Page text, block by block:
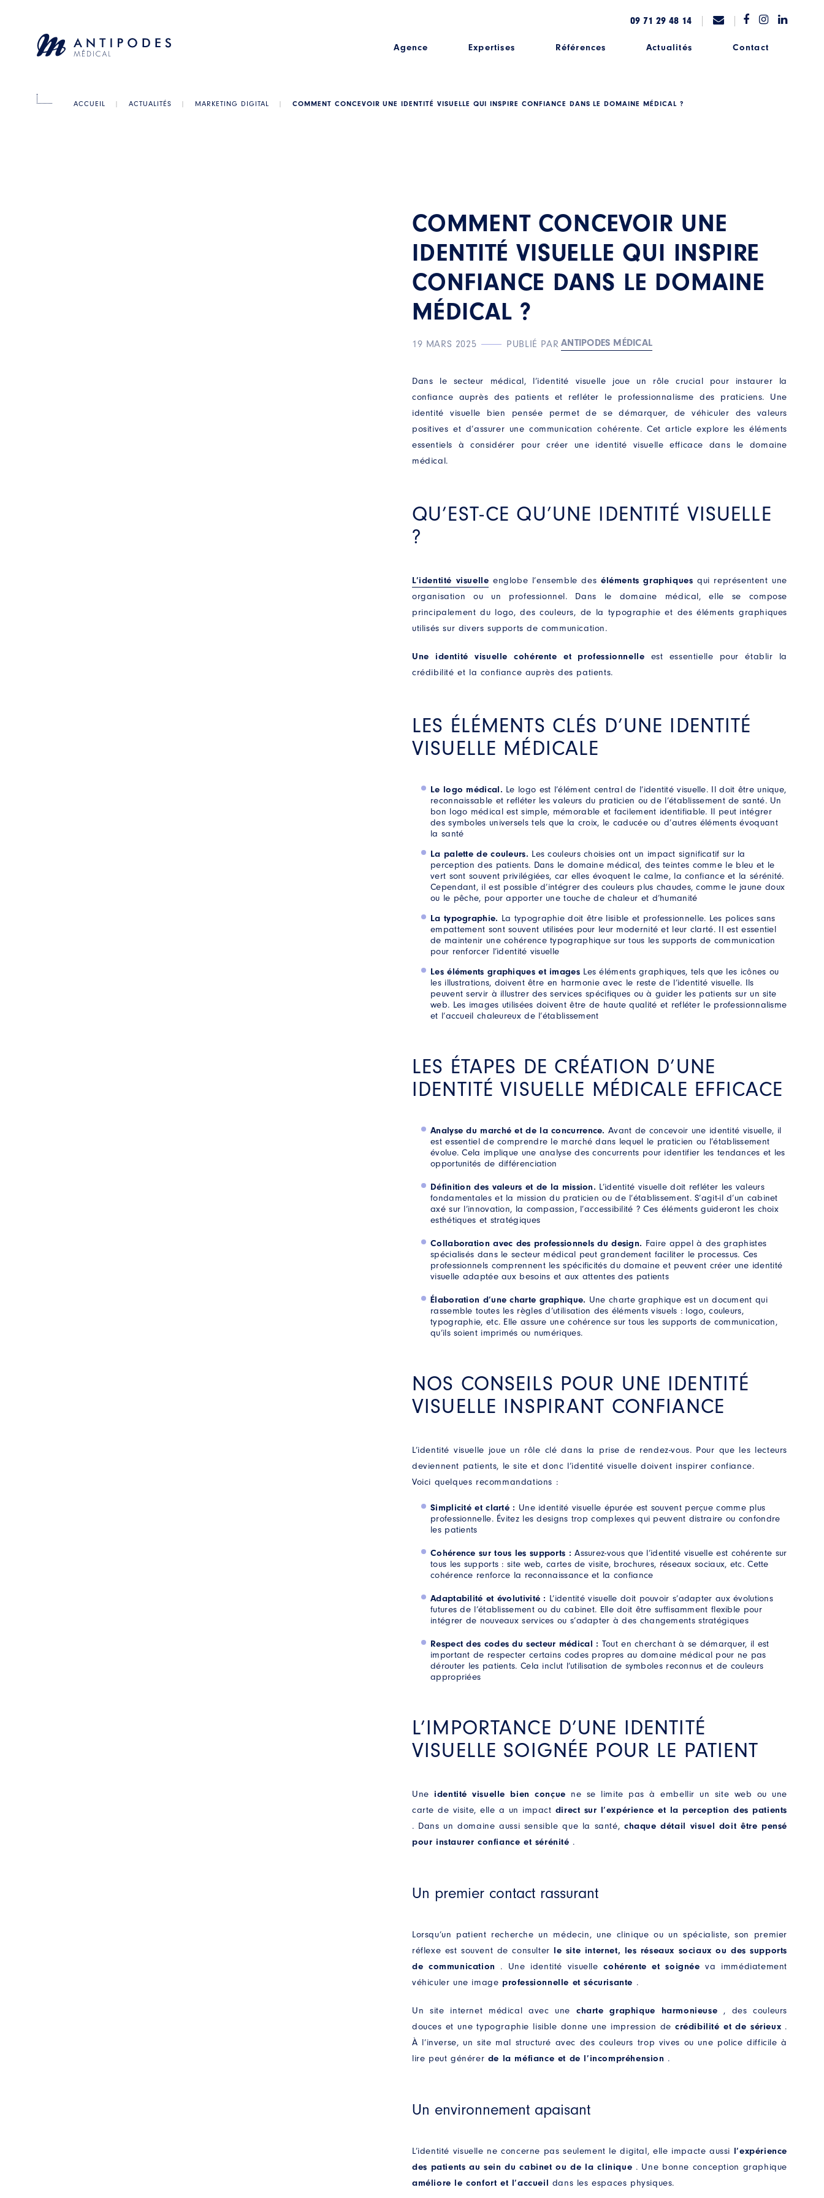
Agence Expertises Références Actualités Contact
09 71 29 48 14
ACCUEIL | ACTUALITÉS | MARKETING DIGITAL | COMMENT CONCEVOIR UNE IDENTITÉ VISUELLE QUI INSPIRE CONFIANCE DANS LE DOMAINE MÉDICAL ?
COMMENT CONCEVOIR UNE
IDENTITÉ VISUELLE QUI INSPIRE
CONFIANCE DANS LE DOMAINE
MÉDICAL ?
19 MARS 2025 PUBLIÉ PAR ANTIPODES MÉDICAL
Dans le secteur médical, l’identité visuelle joue un rôle crucial pour instaurer la
confiance auprès des patients et refléter le professionnalisme des praticiens. Une
identité visuelle bien pensée permet de se démarquer, de véhiculer des valeurs
positives et d’assurer une communication cohérente. Cet article explore les éléments
essentiels à considérer pour créer une identité visuelle efficace dans le domaine
médical.​
QU’EST-CE QU’UNE IDENTITÉ VISUELLE
?
L’identité visuelle englobe l’ensemble des éléments graphiques qui représentent une
organisation ou un professionnel. Dans le domaine médical, elle se compose
principalement du logo, des couleurs, de la typographie et des éléments graphiques
utilisés sur divers supports de communication.
Une identité visuelle cohérente et professionnelle est essentielle pour établir la
crédibilité et la confiance auprès des patients.
LES ÉLÉMENTS CLÉS D’UNE IDENTITÉ
VISUELLE MÉDICALE
Le logo médical. Le logo est l’élément central de l’identité visuelle. Il doit être unique,
reconnaissable et refléter les valeurs du praticien ou de l’établissement de santé. Un
bon logo médical est simple, mémorable et facilement identifiable. Il peut intégrer
des symboles universels tels que la croix, le caducée ou d’autres éléments évoquant
la santé
La palette de couleurs. Les couleurs choisies ont un impact significatif sur la
perception des patients. Dans le domaine médical, des teintes comme le bleu et le
vert sont souvent privilégiées, car elles évoquent le calme, la confiance et la sérénité.
Cependant, il est possible d’intégrer des couleurs plus chaudes, comme le jaune doux
ou le pêche, pour apporter une touche de chaleur et d’humanité
La typographie. La typographie doit être lisible et professionnelle. Les polices sans
empattement sont souvent utilisées pour leur modernité et leur clarté. Il est essentiel
de maintenir une cohérence typographique sur tous les supports de communication
pour renforcer l’identité visuelle
Les éléments graphiques et images Les éléments graphiques, tels que les icônes ou
les illustrations, doivent être en harmonie avec le reste de l’identité visuelle. Ils
peuvent servir à illustrer des services spécifiques ou à guider les patients sur un site
web. Les images utilisées doivent être de haute qualité et refléter le professionnalisme
et l’accueil chaleureux de l’établissement
LES ÉTAPES DE CRÉATION D’UNE
IDENTITÉ VISUELLE MÉDICALE EFFICACE
Analyse du marché et de la concurrence. Avant de concevoir une identité visuelle, il
est essentiel de comprendre le marché dans lequel le praticien ou l’établissement
évolue. Cela implique une analyse des concurrents pour identifier les tendances et les
opportunités de différenciation
Définition des valeurs et de la mission. L’identité visuelle doit refléter les valeurs
fondamentales et la mission du praticien ou de l’établissement. S’agit-il d’un cabinet
axé sur l’innovation, la compassion, l’accessibilité ? Ces éléments guideront les choix
esthétiques et stratégiques
Collaboration avec des professionnels du design. Faire appel à des graphistes
spécialisés dans le secteur médical peut grandement faciliter le processus. Ces
professionnels comprennent les spécificités du domaine et peuvent créer une identité
visuelle adaptée aux besoins et aux attentes des patients
Élaboration d’une charte graphique. Une charte graphique est un document qui
rassemble toutes les règles d’utilisation des éléments visuels : logo, couleurs,
typographie, etc. Elle assure une cohérence sur tous les supports de communication,
qu’ils soient imprimés ou numériques.
NOS CONSEILS POUR UNE IDENTITÉ
VISUELLE INSPIRANT CONFIANCE
L’identité visuelle joue un rôle clé dans la prise de rendez-vous. Pour que les lecteurs
deviennent patients, le site et donc l’identité visuelle doivent inspirer confiance.
Voici quelques recommandations :
Simplicité et clarté : Une identité visuelle épurée est souvent perçue comme plus
professionnelle. Évitez les designs trop complexes qui peuvent distraire ou confondre
les patients
Cohérence sur tous les supports :Assurez-vous que l’identité visuelle est cohérente sur
tous les supports : site web, cartes de visite, brochures, réseaux sociaux, etc. Cette
cohérence renforce la reconnaissance et la confiance
Adaptabilité et évolutivité : L’identité visuelle doit pouvoir s’adapter aux évolutions
futures de l’établissement ou du cabinet. Elle doit être suffisamment flexible pour
intégrer de nouveaux services ou s’adapter à des changements stratégiques
Respect des codes du secteur médical : Tout en cherchant à se démarquer, il est
important de respecter certains codes propres au domaine médical pour ne pas
dérouter les patients. Cela inclut l’utilisation de symboles reconnus et de couleurs
appropriées
L’IMPORTANCE D’UNE IDENTITÉ
VISUELLE SOIGNÉE POUR LE PATIENT
Une identité visuelle bien conçue ne se limite pas à embellir un site web ou une
carte de visite, elle a un impact direct sur l’expérience et la perception des patients
. Dans un domaine aussi sensible que la santé, chaque détail visuel doit être pensé
pour instaurer confiance et sérénité .
Un premier contact rassurant
Lorsqu’un patient recherche un médecin, une clinique ou un spécialiste, son premier
réflexe est souvent de consulter le site internet, les réseaux sociaux ou des supports
de communication
. Une identité visuellecohérente et soignée va immédiatement
véhiculer une image professionnelle et sécurisante .
Un site internet médical avec une charte graphique harmonieuse , des couleurs
douces et une typographie lisible donne une impression decrédibilité et de sérieux .
À l’inverse, un site mal structuré avec des couleurs trop vives ou une police difficile à
lire peut générer de la méfiance et de l’incompréhension .
Un environnement apaisant
L’identité visuelle ne concerne pas seulement le digital, elle impacte aussi l’expérience
des patients au sein du cabinet ou de la clinique . Une bonne conception graphique
améliore le confort et l’accueil dans les espaces physiques.
PRÉNOM *
MOBILE *
J’accepte que ces informations soient utilisées pour répondre à ma demande
*Champs obligatoires. Vos données seront conservées le temps de répondre à votre demande. Vous pouvez à tout